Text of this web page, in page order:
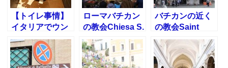
【トイレ事情】
イタリアでウン
コ漏れそうにな
った話
ローマバチカン
の教会Chiesa S.
Spirito in
Sassia
バチカンの近く
の教会Saint
Giovanni of
Fiorentiniに行っ
てきた